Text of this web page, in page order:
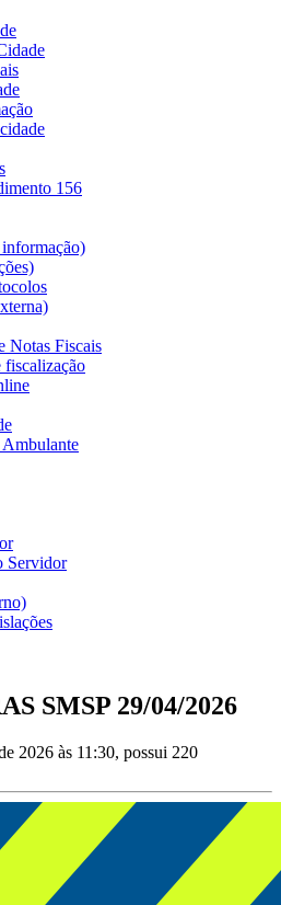
156
Notas Fiscais
fiscalização
Servidor
SMSP 29/04/2026
2026 às 11:30, possui 220